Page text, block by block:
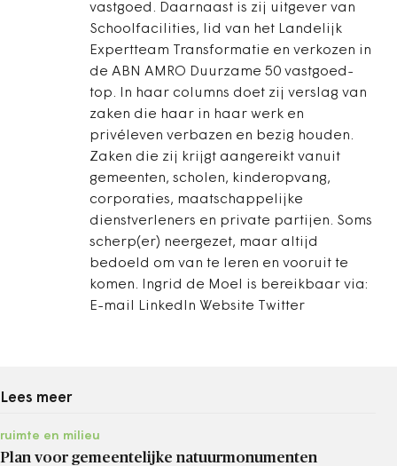
vastgoed. Daarnaast is zij uitgever van
Schoolfacilities, lid van het Landelijk
Expertteam Transformatie en verkozen in
de ABN AMRO Duurzame 50 vastgoed-
top. In haar columns doet zij verslag van
zaken die haar in haar werk en
privéleven verbazen en bezig houden.
Zaken die zij krijgt aangereikt vanuit
gemeenten, scholen, kinderopvang,
corporaties, maatschappelijke
dienstverleners en private partijen. Soms
scherp(er) neergezet, maar altijd
bedoeld om van te leren en vooruit te
komen. Ingrid de Moel is bereikbaar via:
E-mail LinkedIn Website Twitter
Lees meer
ruimte en milieu
Plan voor gemeentelijke natuurmonumenten